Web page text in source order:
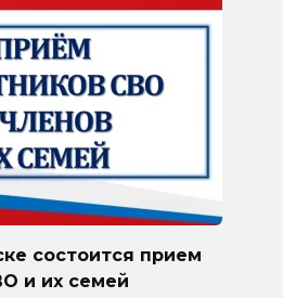
состоится прием
и их семей